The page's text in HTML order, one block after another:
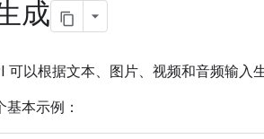
成
可以根据文本、图片、视频和音频输入
本示例：